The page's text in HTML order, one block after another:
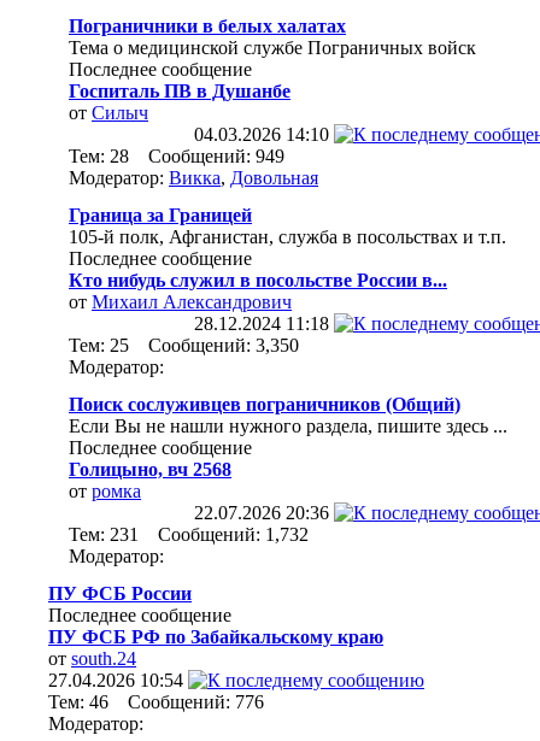
Пограничники в белых халатах
Тема о медицинской службе Пограничных войск
Последнее сообщение
Госпиталь ПВ в Душанбе
от Силыч
04.03.2026 14:10
Тем: 28 Сообщений: 949
Модератор: Викка, Довольная
Граница за Границей
105-й полк, Афганистан, служба в посольствах и т.п.
Последнее сообщение
Кто нибудь служил в посольстве России в...
от Михаил Александрович
28.12.2024 11:18
Тем: 25 Сообщений: 3,350
Модератор:
Поиск сослуживцев пограничников (Общий)
Если Вы не нашли нужного раздела, пишите здесь ...
Последнее сообщение
Голицыно, вч 2568
от ромка
22.07.2026 20:36
Тем: 231 Сообщений: 1,732
Модератор:
ПУ ФСБ России
Последнее сообщение
ПУ ФСБ РФ по Забайкальскому краю
от south.24
27.04.2026 10:54
Тем: 46 Сообщений: 776
Модератор: